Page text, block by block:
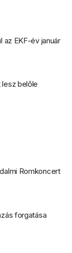
az EKF-év január
lesz belőle
Romkoncert
forgatása